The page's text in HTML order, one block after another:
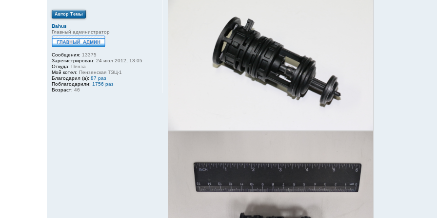
Автор Темы
Bahus
Главный администратор
Сообщения: 13375
Зарегистрирован: 24 июл 2012, 13:05
Откуда: Пенза
Мой котел: Пензенская ТЭЦ-1
Благодарил (а): 87 раз
Поблагодарили: 1756 раз
Возраст: 46